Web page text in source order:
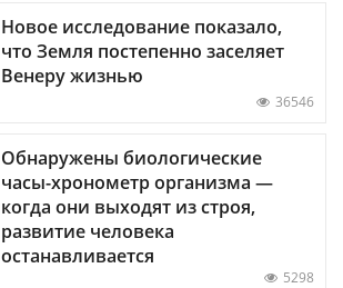
Новое исследование показало,
что Земля постепенно заселяет
Венеру жизнью
36546
Обнаружены биологические
часы-хронометр организма —
когда они выходят из строя,
развитие человека
останавливается
5298